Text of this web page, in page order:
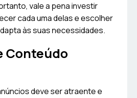
vale a pena investir
cada uma delas e escolher
às suas necessidades.
Conteúdo
deve ser atraente e